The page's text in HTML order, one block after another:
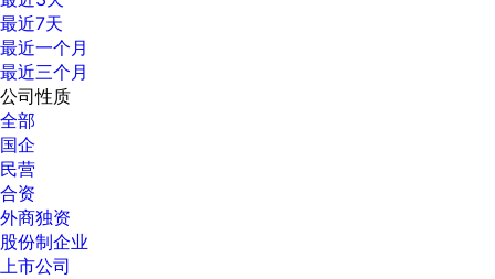
最近7天
最近一个月
最近三个月
公司性质
全部
国企
民营
合资
外商独资
股份制企业
上市公司